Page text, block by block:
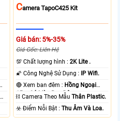
CAmera TapoC425 Kit
Giá bán: 5%-35%
Giá Gốc: Liên Hệ
💯 Chất lượng hình :2K Lite .
🌠 Công Nghệ Sử Dụng : IP Wifi.
🔴 Xem ban đêm : Hồng Ngoại
15m Có Màu Ban Ðêm.
⛓ Camera Theo MẫuThân Plastic.
️☣️ Điểm Nỗi Bật :Thu Âm Và Loa.